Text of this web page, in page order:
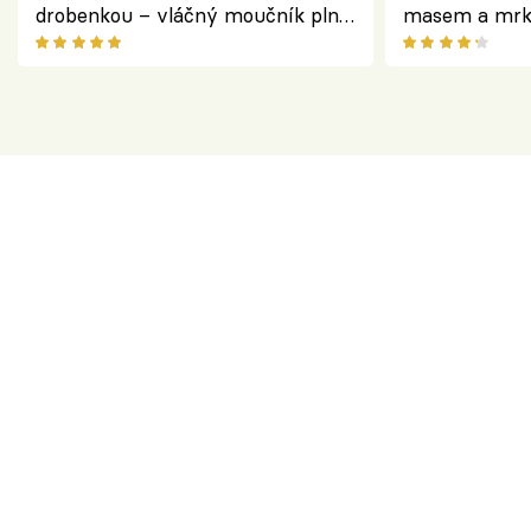
drobenkou – vláčný moučník plný
ovoce
masem a
salátem –